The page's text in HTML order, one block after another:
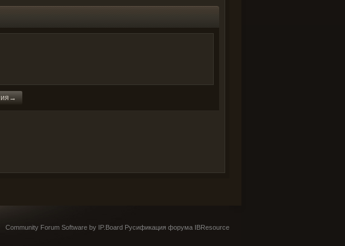
Community Forum Software by IP.Board Русификация форума IBResource